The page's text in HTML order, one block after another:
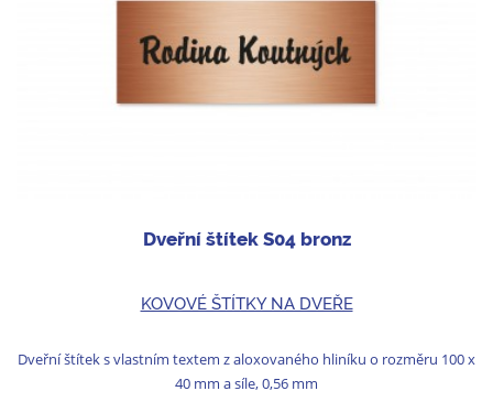
Dveřní štítek S04 bronz
KOVOVÉ ŠTÍTKY NA DVEŘE
Dveřní štítek s vlastním textem z aloxovaného hliníku o rozměru 100 x
40 mm a síle, 0,56 mm